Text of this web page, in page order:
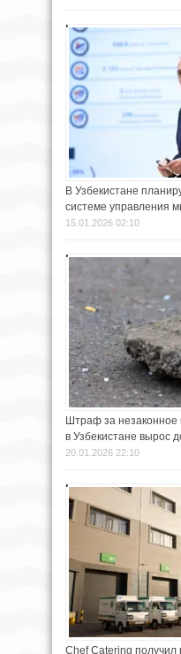
В Узбекистане
системе управления
15.01.2026 02:10
Штраф за незаконное
в Узбекистане вырос
20.01.2026 22:10
Chef Catering